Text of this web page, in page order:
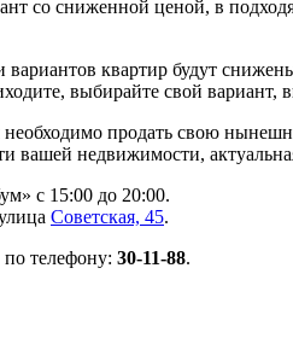
со сниженной ценой, в
квартир будут
выбирайте свой вариант,
продать свою
вашей недвижимости,
с 15:00 до 20:00.
Советская, 45.
телефону: 30-11-88.